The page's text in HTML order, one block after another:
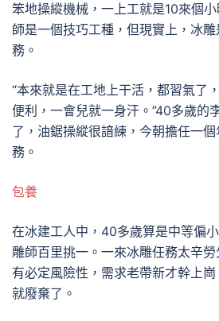
笨地操縱機械，一上工就是10來個
師是一個技巧工種，但現實上，冰
務。
“本來就是在工地上干活，都習氣了
便利，一會兒就一身汗。”40多歲的
了，油鋸操縱很諳練，今朝擔任一
務。
包養
在冰建工人中，40多歲算是中等偏
雕師百里挑一。一來冰雕任務太辛
有必定風險性，需求老帶新才幹上
就廢棄了。